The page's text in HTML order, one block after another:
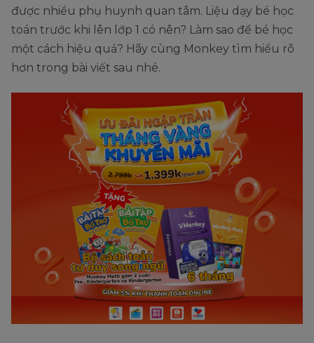
được nhiều phụ huynh quan tâm. Liệu dạy bé học
toán trước khi lên lớp 1 có nên? Làm sao để bé học
một cách hiệu quả? Hãy cùng Monkey tìm hiểu rõ
hơn trong bài viết sau nhé.